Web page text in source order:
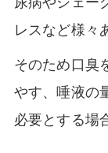
レスなど様々
そのため口臭
やす、唾液の
必要とする場